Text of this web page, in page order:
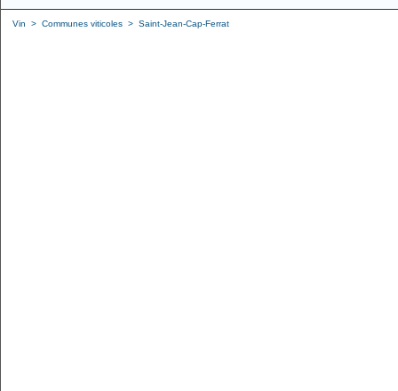
Vin > Communes viticoles > Saint-Jean-Cap-Ferrat